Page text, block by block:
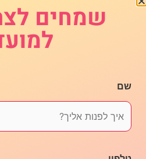
20.00
הוספה
שמחים
שם